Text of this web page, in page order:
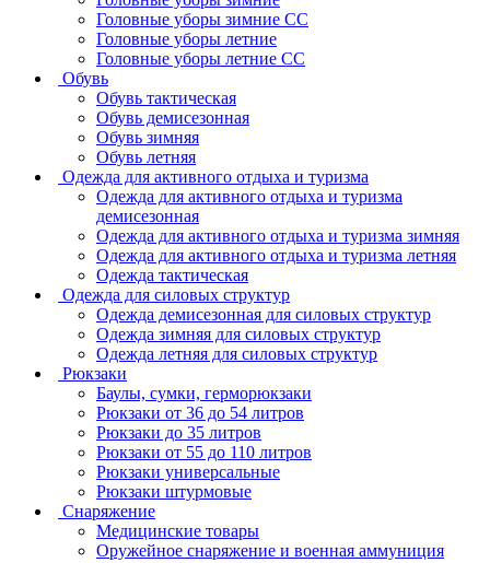
Головные уборы зимние СС
Головные уборы летние
Головные уборы летние СС
Обувь
Обувь тактическая
Обувь демисезонная
Обувь зимняя
Обувь летняя
Одежда для активного отдыха и туризма
Одежда для активного отдыха и туризма
демисезонная
Одежда для активного отдыха и туризма зимняя
Одежда для активного отдыха и туризма летняя
Одежда тактическая
Одежда для силовых структур
Одежда демисезонная для силовых структур
Одежда зимняя для силовых структур
Одежда летняя для силовых структур
Рюкзаки
Баулы, сумки, герморюкзаки
Рюкзаки от 36 до 54 литров
Рюкзаки до 35 литров
Рюкзаки от 55 до 110 литров
Рюкзаки универсальные
Рюкзаки штурмовые
Снаряжение
Медицинские товары
Оружейное снаряжение и военная аммуниция